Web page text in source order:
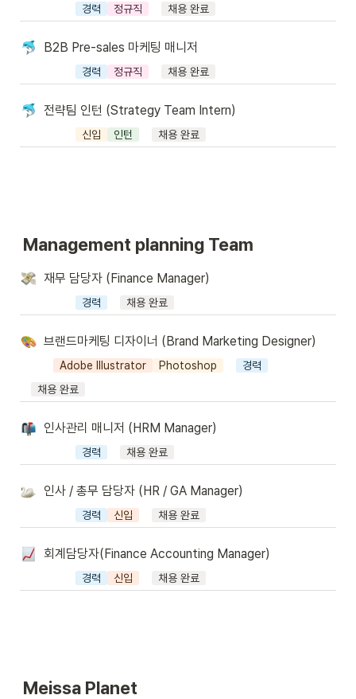
경력 정규직 채용 완료
B2B Pre-sales 마케팅 매니저
경력 정규직 채용 완료
전략팀 인턴 (Strategy Team Intern)
신입 인턴 채용 완료
Management planning Team
재무 담당자 (Finance Manager)
경력 채용 완료
브랜드마케팅 디자이너 (Brand Marketing Designer)
Adobe Illustrator Photoshop
경력
채용 완료
인사관리 매니저 (HRM Manager)
경력 채용 완료
인사 / 총무 담당자 (HR / GA Manager)
경력 신입 채용 완료
회계담당자(Finance Accounting Manager)
경력 신입 채용 완료
Meissa Planet